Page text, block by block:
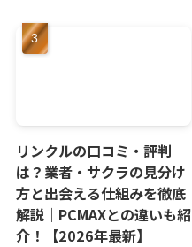
リンクルの口コミ・評判
は？業者・サクラの見分け
方と出会える仕組みを徹底
解説｜PCMAXとの違いも紹
介！【2026年最新】